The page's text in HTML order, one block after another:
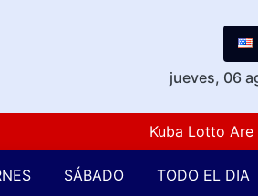
jueves, 06
Kuba Lotto Are
SÁBADO TODO EL DIA